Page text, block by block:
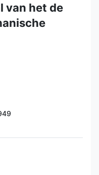
van het de